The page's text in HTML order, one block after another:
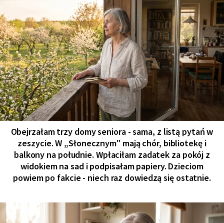
Obejrzałam trzy domy seniora - sama, z listą pytań w
zeszycie. W „Słonecznym" mają chór, bibliotekę i
balkony na południe. Wpłaciłam zadatek za pokój z
widokiem na sad i podpisałam papiery. Dzieciom
powiem po fakcie - niech raz dowiedzą się ostatnie.